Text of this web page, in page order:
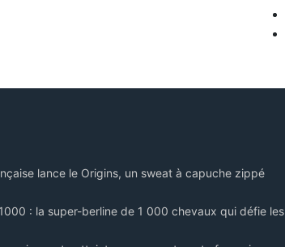
lance le Origins, un sweat à capuche zippé
: la super-berline de 1 000 chevaux qui défie les